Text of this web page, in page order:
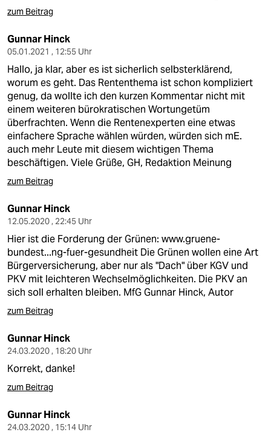
zum Beitrag
Gunnar Hinck
05.01.2021 , 12:55 Uhr
Hallo, ja klar, aber es ist sicherlich selbsterklärend,
worum es geht. Das Rententhema ist schon kompliziert
genug, da wollte ich den kurzen Kommentar nicht mit
einem weiteren bürokratischen Wortungetüm
überfrachten. Wenn die Rentenexperten eine etwas
einfachere Sprache wählen würden, würden sich mE.
auch mehr Leute mit diesem wichtigen Thema
beschäftigen. Viele Grüße, GH, Redaktion Meinung
zum Beitrag
Gunnar Hinck
12.05.2020 , 22:45 Uhr
Hier ist die Forderung der Grünen: www.gruene-
bundest...ng-fuer-gesundheit Die Grünen wollen eine Art
Bürgerversicherung, aber nur als "Dach" über KGV und
PKV mit leichteren Wechselmöglichkeiten. Die PKV an
sich soll erhalten bleiben. MfG Gunnar Hinck, Autor
zum Beitrag
Gunnar Hinck
24.03.2020 , 18:20 Uhr
Korrekt, danke!
zum Beitrag
Gunnar Hinck
24.03.2020 , 15:14 Uhr